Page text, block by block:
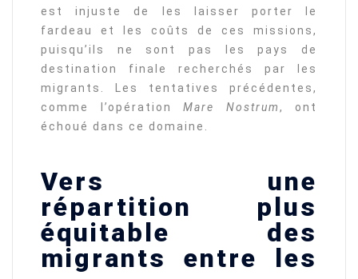
est injuste de les laisser porter le
fardeau et les coûts de ces missions,
puisqu’ils ne sont pas les pays de
destination finale recherchés par les
migrants. Les tentatives précédentes,
comme l’opération Mare Nostrum, ont
échoué dans ce domaine.
Vers une
répartition plus
équitable des
migrants entre les